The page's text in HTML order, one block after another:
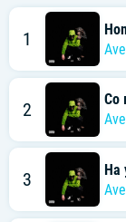
1
2
Со
3
На